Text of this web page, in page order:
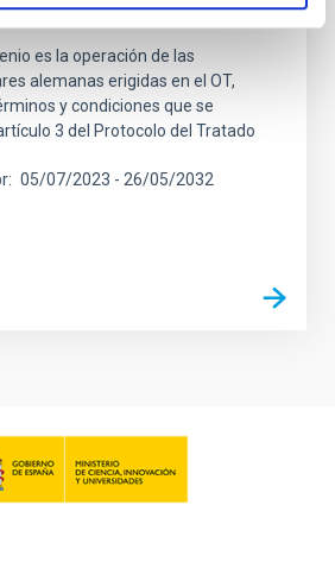
observatorio del Teide
es la operación de las
alemanas erigidas en el OT,
y condiciones que se
3 del Protocolo del Tratado
05/07/2023 - 26/05/2032